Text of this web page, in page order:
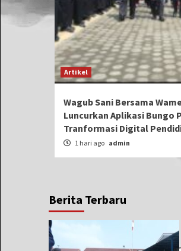
Artikel
Wagub Sani Bersama
Luncurkan Aplikasi Bungo
Tranformasi Digital
1 hari ago admin
Berita Terbaru